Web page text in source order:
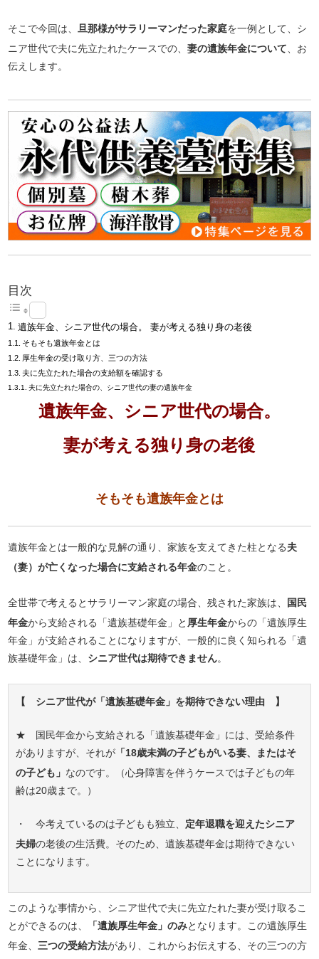
そこで今回は、 旦那様がサラリーマンだった家庭を一例として、シ
ニア世代で夫に先立たれたケースでの、妻の遺族年金について 、お
伝えします。
目次
遺族年金、シニア世代の場合。 妻が考える独り身の老後
そもそも遺族年金とは
厚生年金の受け取り方、三つの方法
夫に先立たれた場合の支給額を確認する
夫に先立たれた場合の、シニア世代の妻の遺族年金
遺族年金、シニア世代の場合。
妻が考える独り身の老後
そもそも遺族年金とは
遺族年金とは一般的な見解の通り、家族を支えてきた柱となる夫
（妻）が亡くなった場合に支給される年金のこと。
全世帯で考えるとサラリーマン家庭の場合、残された家族は、
国民
年金から支給される「遺族基礎年金」と 厚生年金からの「遺族厚生
年金」が支給されることになりますが、一般的に良く知られる「遺
族基礎年金」は、 シニア世代は期待できません。
【 シニア世代が「遺族基礎年金」を期待できない理由 】
★ 国民年金から支給される「遺族基礎年金」には、受給条件
がありますが、それが 「18歳未満の子どもがいる妻、またはそ
の子ども」 なのです。（心身障害を伴うケースでは子どもの年
齢は20歳まで。）
・ 今考えているのは子どもも独立、 定年退職を迎えたシニア
夫婦の老後の生活費。そのため、遺族基礎年金は期待できない
ことになります。
このような事情から、シニア世代で夫に先立たれた妻が受け取るこ
とができるのは、
「遺族厚生年金」のみとなります。この遺族厚生
年金、三つの受給方法があり、これからお伝えする、その三つの方